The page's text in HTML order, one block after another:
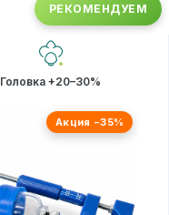
РЕКОМЕНДУЕМ
Головка +20–30%
Акция −35%